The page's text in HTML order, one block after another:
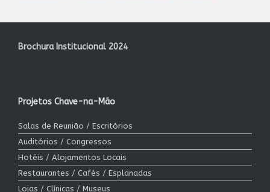
Brochura Institucional 2024
Projetos Chave-na-Mão
Salas de Reunião / Escritórios
Auditórios / Congressos
Hotéis / Alojamentos Locais
Restaurantes / Cafés / Esplanadas
Lojas / Clínicas / Museus